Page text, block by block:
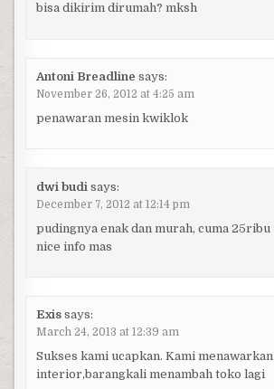
bisa dikirim dirumah? mksh
Antoni Breadline says:
November 26, 2012 at 4:25 am
penawaran mesin kwiklok
dwi budi says:
December 7, 2012 at 12:14 pm
pudingnya enak dan murah, cuma 25ribu
nice info mas
Exis says:
March 24, 2013 at 12:39 am
Sukses kami ucapkan. Kami menawarkan
interior,barangkali menambah toko lagi